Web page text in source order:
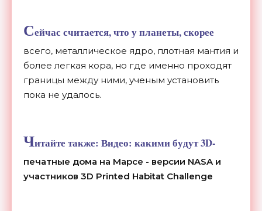
Сейчас считается, что у планеты, скорее
всего, металлическое ядро, плотная мантия и
более легкая кора, но где именно проходят
границы между ними, ученым установить
пока не удалось.
Читайте также: Видео: какими будут 3D-
печатные дома на Марсе - версии NASA и
участников 3D Printed Habitat Challenge